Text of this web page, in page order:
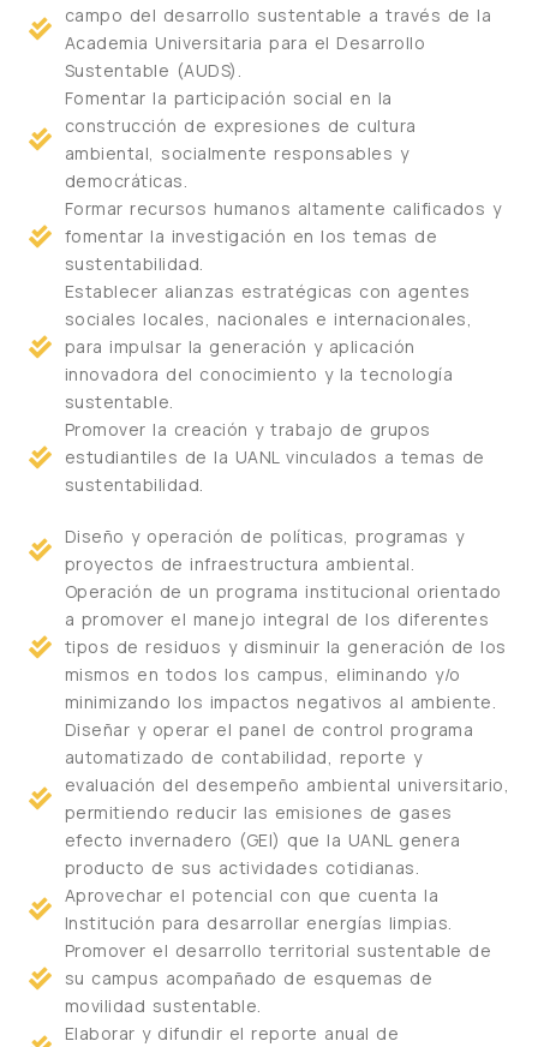
campo del desarrollo sustentable a través de la
Academia Universitaria para el Desarrollo
Sustentable (AUDS).
Fomentar la participación social en la
construcción de expresiones de cultura
ambiental, socialmente responsables y
democráticas.
Formar recursos humanos altamente calificados y
fomentar la investigación en los temas de
sustentabilidad.
Establecer alianzas estratégicas con agentes
sociales locales, nacionales e internacionales,
para impulsar la generación y aplicación
innovadora del conocimiento y la tecnología
sustentable.
Promover la creación y trabajo de grupos
estudiantiles de la UANL vinculados a temas de
sustentabilidad.
Diseño y operación de políticas, programas y
proyectos de infraestructura ambiental.
Operación de un programa institucional orientado
a promover el manejo integral de los diferentes
tipos de residuos y disminuir la generación de los
mismos en todos los campus, eliminando y/o
minimizando los impactos negativos al ambiente.
Diseñar y operar el panel de control programa
automatizado de contabilidad, reporte y
evaluación del desempeño ambiental universitario,
permitiendo reducir las emisiones de gases
efecto invernadero (GEI) que la UANL genera
producto de sus actividades cotidianas.
Aprovechar el potencial con que cuenta la
Institución para desarrollar energías limpias.
Promover el desarrollo territorial sustentable de
su campus acompañado de esquemas de
movilidad sustentable.
Elaborar y difundir el reporte anual de